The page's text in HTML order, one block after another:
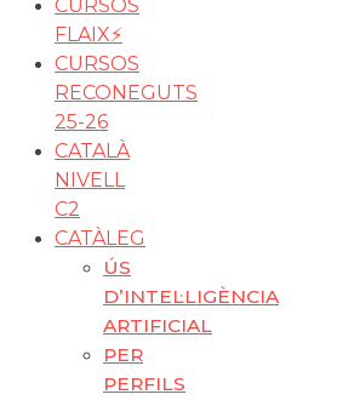
CURSOS
FLAIX⚡️
CURSOS
RECONEGUTS
25-26
CATALÀ
NIVELL
C2
CATÀLEG
ÚS
D’INTEL·LIGÈNCIA
ARTIFICIAL
PER
PERFILS